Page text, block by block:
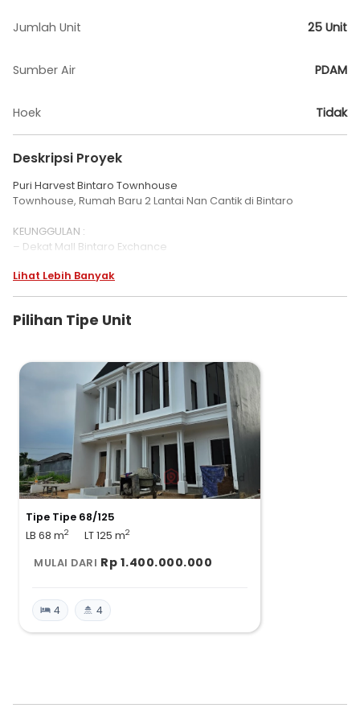
Jumlah Unit 25 Unit
Sumber Air PDAM
Hoek Tidak
Deskripsi Proyek
Puri Harvest Bintaro Townhouse
Townhouse, Rumah Baru 2 Lantai Nan Cantik di Bintaro
KEUNGGULAN :
– Dekat Mall Bintaro Exchance
– Dekat Rumah Sakit
– Dekat Stasiun Jurang mangu
– Lokasi Strategis
Lihat Lebih Banyak
Pilihan Tipe Unit
Tipe Tipe 68/125
LB 68 m2 LT 125 m2
MULAI DARI Rp 1.400.000.000
4 4